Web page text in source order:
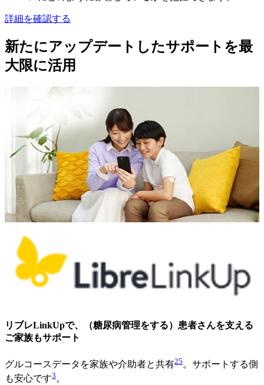
詳細を確認する
新たにアップデートしたサポートを最
大限に活用
リブレLinkUpで、（糖尿病管理をする）患者さんを支える
ご家族もサポート
グルコースデータを家族や介助者と共有25。サポートする側
も安心です3。